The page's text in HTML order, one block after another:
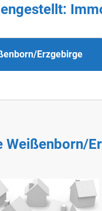
:
Erzgebirge
Weißenborn/